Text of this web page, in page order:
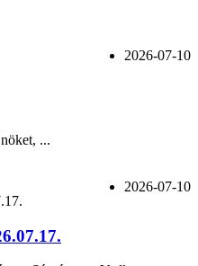
2026-07-10
...
2026-07-10